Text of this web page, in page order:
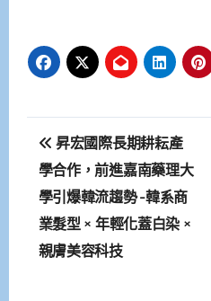
文
章
導
覽
昇宏國際長期耕耘產
學合作，前進嘉南藥理大
學引爆韓流趨勢 -韓系商
業髮型 × 年輕化蓋白染 ×
親膚美容科技